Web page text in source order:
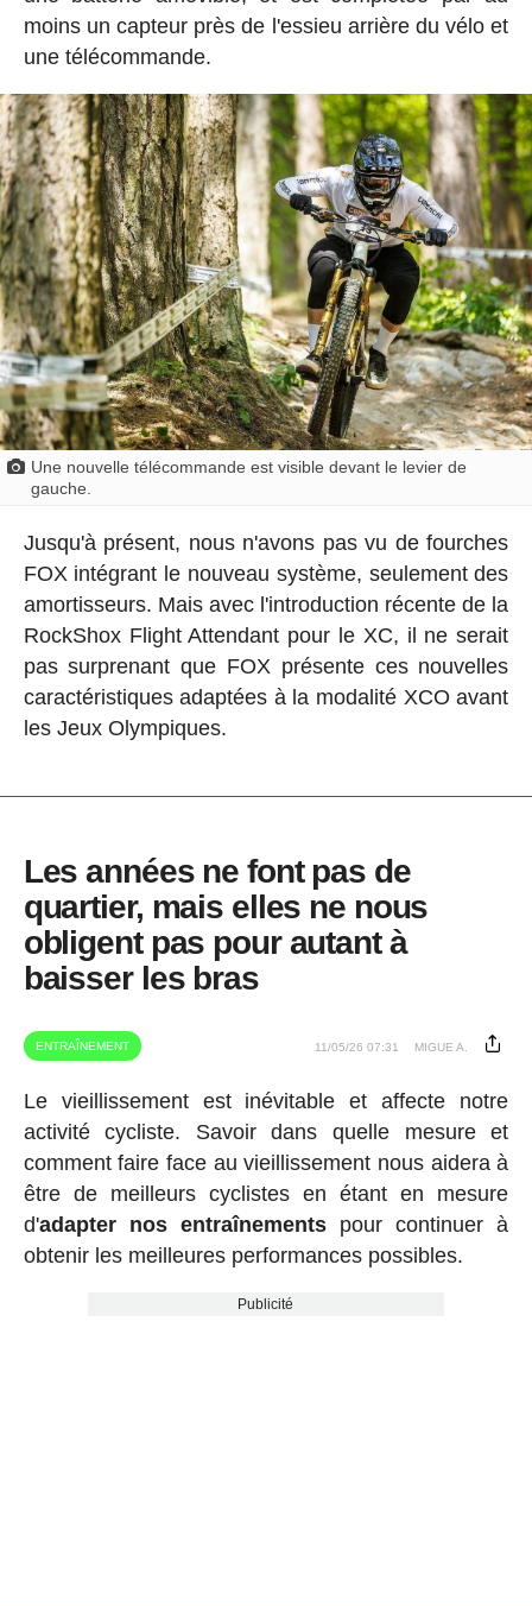
moins un capteur près de l'essieu arrière du vélo et
une télécommande.
Une nouvelle télécommande est visible devant le levier de
gauche.
Jusqu'à présent, nous n'avons pas vu de fourches
FOX intégrant le nouveau système, seulement des
amortisseurs. Mais avec l'introduction récente de la
RockShox Flight Attendant pour le XC, il ne serait
pas surprenant que FOX présente ces nouvelles
caractéristiques adaptées à la modalité XCO avant
les Jeux Olympiques.
Les années ne font pas de
quartier, mais elles ne nous
obligent pas pour autant à
baisser les bras
ENTRAÎNEMENT 11/05/26 07:31 MIGUE A.
Le vieillissement est inévitable et affecte notre
activité cycliste. Savoir dans quelle mesure et
comment faire face au vieillissement nous aidera à
être de meilleurs cyclistes en étant en mesure
d'adapter nos entraînementspour continuer à
obtenir les meilleures performances possibles.
Publicité